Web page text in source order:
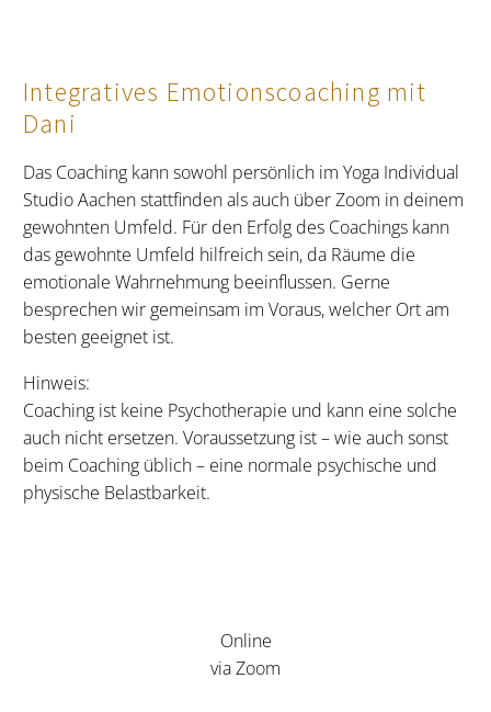
Integratives Emotionscoaching mit
Dani
Das Coaching kann sowohl persönlich im Yoga Individual
Studio Aachen stattfinden als auch über Zoom in deinem
gewohnten Umfeld. Für den Erfolg des Coachings kann
das gewohnte Umfeld hilfreich sein, da Räume die
emotionale Wahrnehmung beeinflussen. Gerne
besprechen wir gemeinsam im Voraus, welcher Ort am
besten geeignet ist.
Hinweis:
Coaching ist keine Psychotherapie und kann eine solche
auch nicht ersetzen. Voraussetzung ist – wie auch sonst
beim Coaching üblich – eine normale psychische und
physische Belastbarkeit.
Online
via Zoom